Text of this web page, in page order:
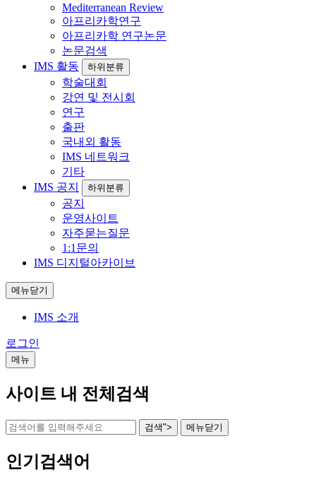
Mediterranean Review
아프리카학연구
아프리카학 연구논문
논문검색
IMS 활동
하위분류
학술대회
강연 및 전시회
연구
출판
국내외 활동
IMS 네트워크
기타
IMS 공지
하위분류
공지
운영사이트
자주묻는질문
1:1문의
IMS 디지털아카이브
메뉴닫기
IMS 소개
로그인
메뉴
사이트 내 전체검색
검색"> 메뉴닫기
인기검색어